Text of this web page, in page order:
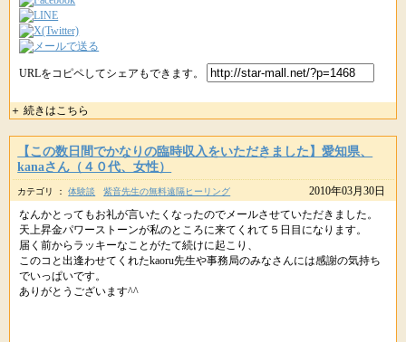
URLをコピペしてシェアもできます。
＋ 続きはこちら
【この数日間でかなりの臨時収入をいただきました】愛知県、
kanaさん（４０代、女性）
カテゴリ ：体験談 紫音先生の無料遠隔ヒーリング
2010年03月30日
なんかとってもお礼が言いたくなったのでメールさせていただきました。
天上昇金パワーストーンが私のところに来てくれて５日目になります。
届く前からラッキーなことがたて続けに起こり、
このコと出逢わせてくれたkaoru先生や事務局のみなさんには感謝の気持ち
でいっぱいです。
ありがとうございます^^